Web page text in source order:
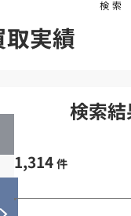
取実績
検索
1,314 件